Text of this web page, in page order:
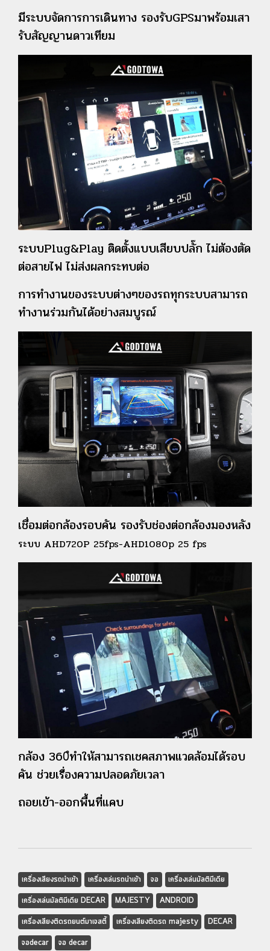
มีระบบจัดการการเดินทาง รองรับGPSมาพร้อมเสา
รับสัญญานดาวเทียม
ระบบPlug&Play ติดตั้งแบบเสียบปลั๊ก ไม่ต้องตัด
ต่อสายไฟ ไม่ส่งผลกระทบต่อ
การทำงานของระบบต่างๆของรถทุกระบบสามารถ
ทำงานร่วมกันได้อย่างสมบูรณ์
เชื่อมต่อกล้องรอบคัน รองรับช่องต่อกล้องมองหลัง
ระบบ AHD720P 25fps-AHD1080p 25 fps
กล้อง 360ํทำให้สามารถเชคสภาพแวดล้อมได้รอบ
คัน ช่วยเรื่องความปลอดภัยเวลา
ถอยเข้า-ออกพื้นที่แคบ
เครื่องเสียงรถนำเข้า เครื่องเล่นรถนำเข้า จอ
เครื่องเล่นมัลติมีเดีย
เครื่องเล่นมัลติมีเดีย DECAR
MAJESTY
ANDROID
เครื่องเสียงติดรถยนต์มาเจสตี้
เครื่องเสียงติดรถ majesty
DECAR
จอdecar
จอ decar